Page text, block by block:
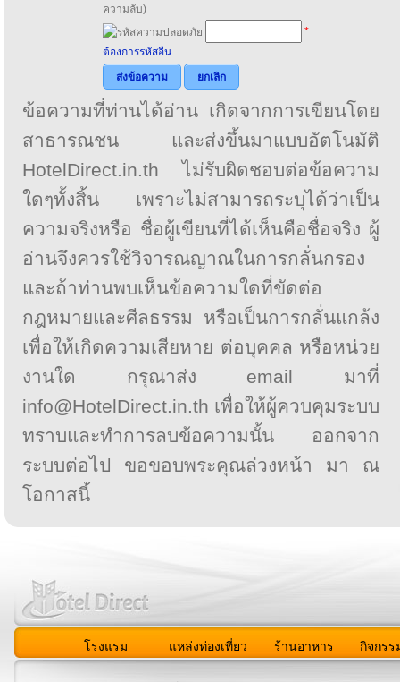
ความลับ)
*
ต้องการรหัสอื่น
ส่งข้อความ
ยกเลิก
ข้อความที่ท่านได้อ่าน เกิดจากการเขียนโดย
สาธารณชน และส่งขึ้นมาแบบอัตโนมัติ
HotelDirect.in.th ไม่รับผิดชอบต่อข้อความ
ใดๆทั้งสิ้น เพราะไม่สามารถระบุได้ว่าเป็น
ความจริงหรือ ชื่อผู้เขียนที่ได้เห็นคือชื่อจริง ผู้
อ่านจึงควรใช้วิจารณญาณในการกลั่นกรอง
และถ้าท่านพบเห็นข้อความใดที่ขัดต่อ
กฎหมายและศีลธรรม หรือเป็นการกลั่นแกล้ง
เพื่อให้เกิดความเสียหาย ต่อบุคคล หรือหน่วย
งานใด กรุณาส่ง email มาที่
info@HotelDirect.in.th เพื่อให้ผู้ควบคุมระบบ
ทราบและทำการลบข้อความนั้น ออกจาก
ระบบต่อไป ขอขอบพระคุณล่วงหน้า มา ณ
โอกาสนี้
โรงแรม แหล่งท่องเที่ยว ร้านอาหาร กิจกรร